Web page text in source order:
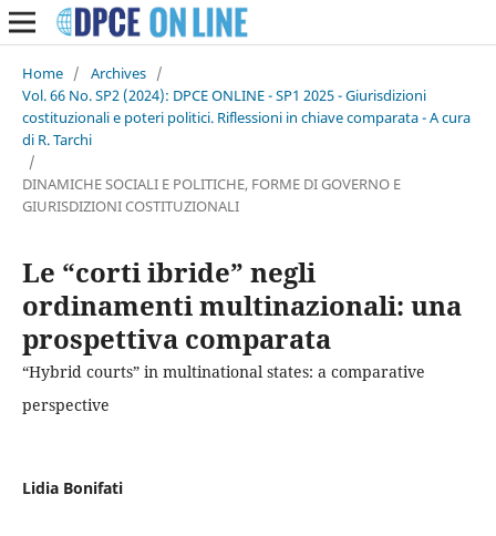
Home / Archives /
Vol. 66 No. SP2 (2024): DPCE ONLINE - SP1 2025 - Giurisdizioni
costituzionali e poteri politici. Riflessioni in chiave comparata - A cura
di R. Tarchi
/
DINAMICHE SOCIALI E POLITICHE, FORME DI GOVERNO E
GIURISDIZIONI COSTITUZIONALI
Le “corti ibride” negli
ordinamenti multinazionali: una
prospettiva comparata
“Hybrid courts” in multinational states: a comparative
perspective
Lidia Bonifati